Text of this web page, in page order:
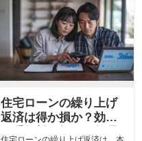
住宅ローンの繰り上げ
返済は得か損か？効果